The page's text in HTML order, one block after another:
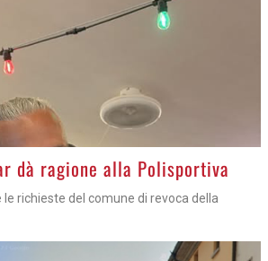
dà ragione alla Polisportiva
le richieste del comune di revoca della